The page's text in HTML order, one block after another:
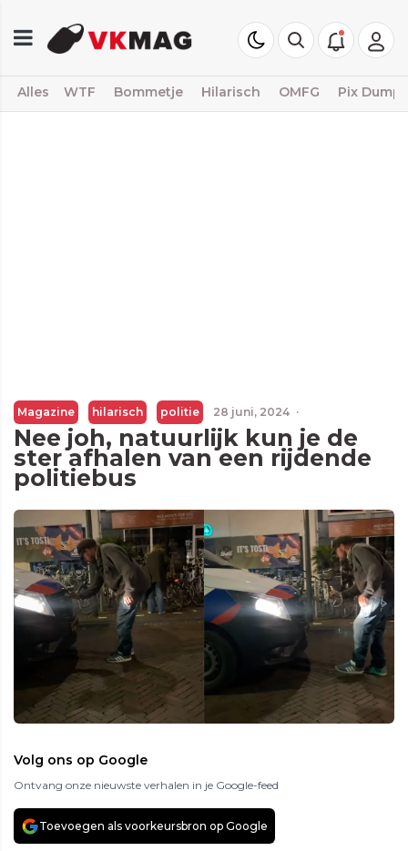
Alles WTF Bommetje Hilarisch OMFG Pix Dump
Magazine hilarisch politie 28 juni, 2024 ·
Nee joh, natuurlijk kun je de
ster afhalen van een rijdende
politiebus
Volg ons op Google
Ontvang onze nieuwste verhalen in je Google-feed
Toevoegen als voorkeursbron op Google